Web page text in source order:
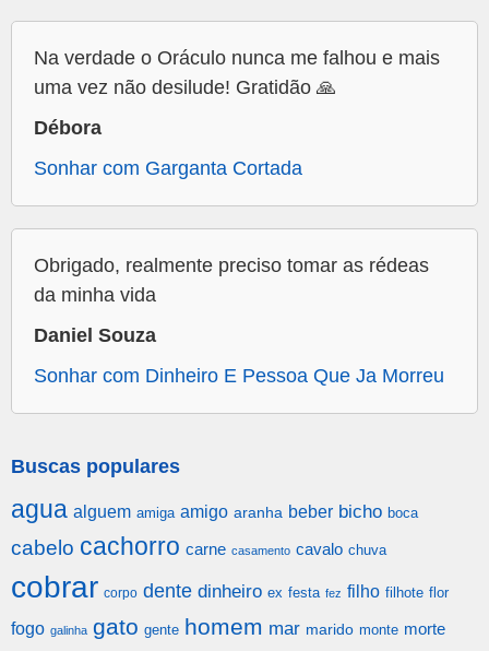
Na verdade o Oráculo nunca me falhou e mais
uma vez não desilude! Gratidão 🙏
Débora
Sonhar com Garganta Cortada
Obrigado, realmente preciso tomar as rédeas
da minha vida
Daniel Souza
Sonhar com Dinheiro E Pessoa Que Ja Morreu
Buscas populares
agua alguem amiga amigo aranha beber bicho boca
cabelo cachorro carne casamento cavalo chuva
cobrar corpo dente dinheiro ex festa fez filho filhote flor
fogo galinha gato gente homem mar marido monte morte